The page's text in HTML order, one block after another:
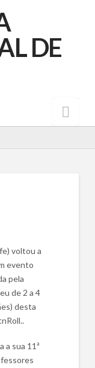
voltou a
evento
pela
de 2 a 4
desta
a sua 11ª